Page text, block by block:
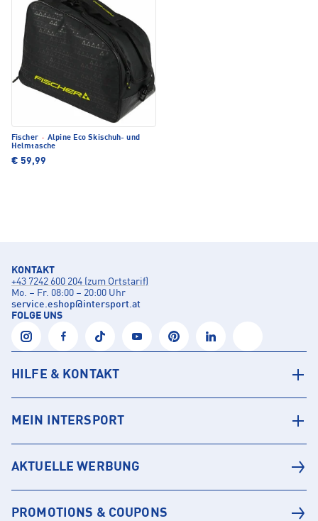
Fischer · Alpine Eco Skischuh- und
Helmtasche
€ 59,99
KONTAKT
+43 7242 600 204 (zum Ortstarif)
Mo. – Fr. 08:00 – 20:00 Uhr
service.eshop@intersport.at
FOLGE UNS
HILFE & KONTAKT
MEIN INTERSPORT
AKTUELLE WERBUNG
PROMOTIONS & COUPONS